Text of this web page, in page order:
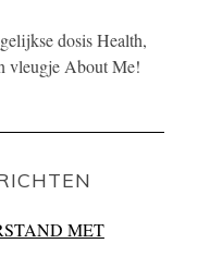
dosis Health,
vleugje About Me!
MET